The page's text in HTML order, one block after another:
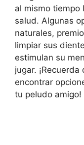
al mismo tiempo
salud. Algunas
naturales,
limpiar sus
estimulan su
jugar.
encontrar
tu peludo amigo!